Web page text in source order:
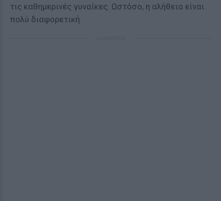
τις καθημερινές γυναίκες. Ωστόσο, η αλήθεια είναι
πολύ διαφορετική.